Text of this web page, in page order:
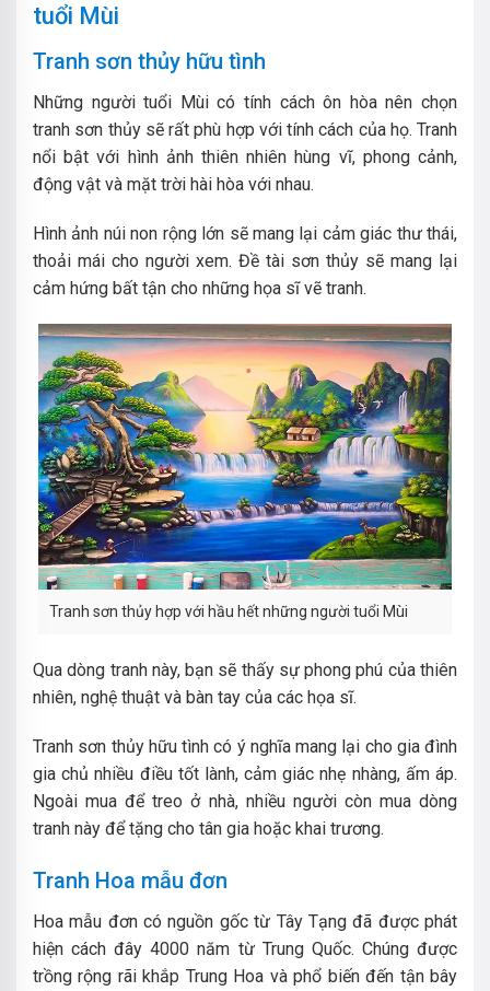
tuổi Mùi
Tranh sơn thủy hữu tình
Những người tuổi Mùi có tính cách ôn hòa nên chọn
tranh sơn thủy sẽ rất phù hợp với tính cách của họ. Tranh
nổi bật với hình ảnh thiên nhiên hùng vĩ, phong cảnh,
động vật và mặt trời hài hòa với nhau.
Hình ảnh núi non rộng lớn sẽ mang lại cảm giác thư thái,
thoải mái cho người xem. Đề tài sơn thủy sẽ mang lại
cảm hứng bất tận cho những họa sĩ vẽ tranh.
Tranh sơn thủy hợp với hầu hết những người tuổi Mùi
Qua dòng tranh này, bạn sẽ thấy sự phong phú của thiên
nhiên, nghệ thuật và bàn tay của các họa sĩ.
Tranh sơn thủy hữu tình có ý nghĩa mang lại cho gia đình
gia chủ nhiều điều tốt lành, cảm giác nhẹ nhàng, ấm áp.
Ngoài mua để treo ở nhà, nhiều người còn mua dòng
tranh này để tặng cho tân gia hoặc khai trương.
Tranh Hoa mẫu đơn
Hoa mẫu đơn có nguồn gốc từ Tây Tạng đã được phát
hiện cách đây 4000 năm từ Trung Quốc. Chúng được
trồng rộng rãi khắp Trung Hoa và phổ biến đến tận bây